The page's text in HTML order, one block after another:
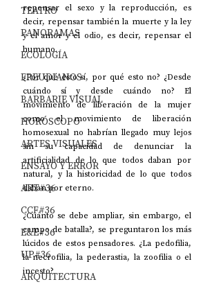
TEATRO
PANORAMAS
ECOLOGÍA
FREUDIANOS
BARBARIE VISUAL
HORÓSCOPO
ARTES VISUALES
ENSAYO Y ERROR
ART#36
CCF#36
E&E#36
UP#36
ARQUITECTURA
repensar el sexo y la reproducción, es
decir, repensar también la muerte y la ley
y el amor y el odio, es decir, repensar el
humano.
¿Por qué esto sí, por qué esto no? ¿Desde
cuándo sí y desde cuándo no? El
movimiento de liberación de la mujer
como el movimiento de liberación
homosexual no habrían llegado muy lejos
sin su capacidad de denunciar la
artificialidad de lo que todos daban por
natural, y la historicidad de lo que todos
daban por eterno.
¿Cuánto se debe ampliar, sin embargo, el
campo de batalla?, se preguntaron los más
lúcidos de estos pensadores. ¿La pedofilia,
la necrofilia, la pederastia, la zoofilia o el
incesto?